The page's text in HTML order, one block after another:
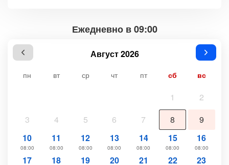
Ежедневно в 09:00
Август 2026
пн вт ср чт пт сб вс
1
2
3
4 5 6 7 8
9
10
08:00
11
08:00
12
08:00
13
08:00
14
08:00
15
08:00
16
08:00
17 18 19 20 21 22 23